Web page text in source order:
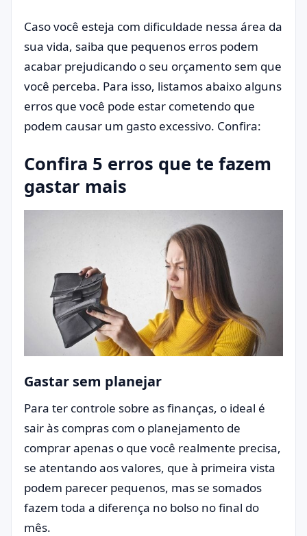
Caso você esteja com dificuldade nessa área da
sua vida, saiba que pequenos erros podem
acabar prejudicando o seu orçamento sem que
você perceba. Para isso, listamos abaixo alguns
erros que você pode estar cometendo que
podem causar um gasto excessivo. Confira:
Confira 5 erros que te fazem
gastar mais
Gastar sem planejar
Para ter controle sobre as finanças, o ideal é
sair às compras com o planejamento de
comprar apenas o que você realmente precisa,
se atentando aos valores, que à primeira vista
podem parecer pequenos, mas se somados
fazem toda a diferença no bolso no final do
mês.